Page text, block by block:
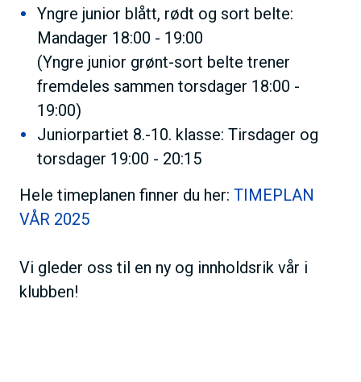
Yngre junior blått, rødt og sort belte:
Mandager 18:00 - 19:00
(Yngre junior grønt-sort belte trener
fremdeles sammen torsdager 18:00 -
19:00)
Juniorpartiet 8.-10. klasse: Tirsdager og
torsdager 19:00 - 20:15
Hele timeplanen finner du her: TIMEPLAN
VÅR 2025
Vi gleder oss til en ny og innholdsrik vår i
klubben!